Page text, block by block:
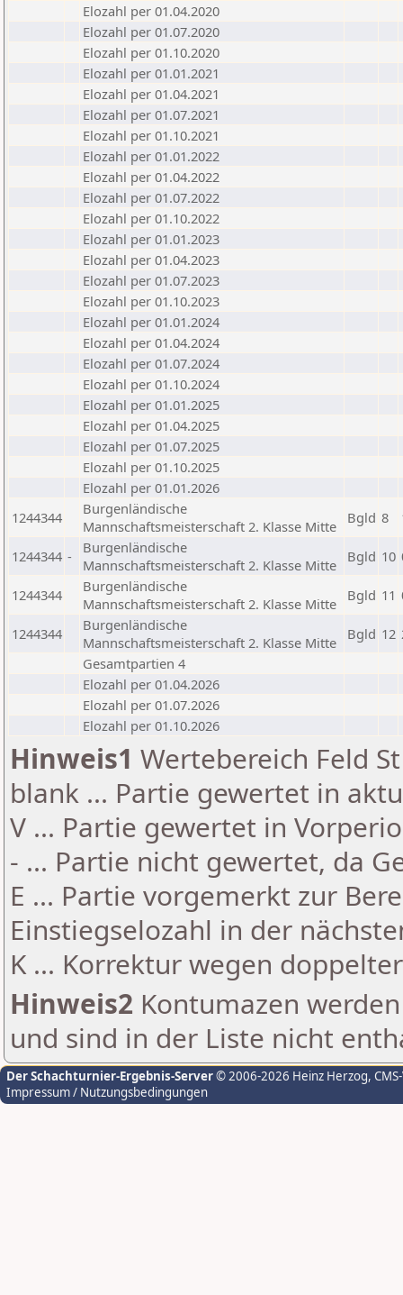
Elozahl per 01.04.2020
Elozahl per 01.07.2020
Elozahl per 01.10.2020
Elozahl per 01.01.2021
Elozahl per 01.04.2021
Elozahl per 01.07.2021
Elozahl per 01.10.2021
Elozahl per 01.01.2022
Elozahl per 01.04.2022
Elozahl per 01.07.2022
Elozahl per 01.10.2022
Elozahl per 01.01.2023
Elozahl per 01.04.2023
Elozahl per 01.07.2023
Elozahl per 01.10.2023
Elozahl per 01.01.2024
Elozahl per 01.04.2024
Elozahl per 01.07.2024
Elozahl per 01.10.2024
Elozahl per 01.01.2025
Elozahl per 01.04.2025
Elozahl per 01.07.2025
Elozahl per 01.10.2025
Elozahl per 01.01.2026
1244344
Burgenländische
Mannschaftsmeisterschaft 2. Klasse Mitte
Bgld 8
1244344 -
Burgenländische
Mannschaftsmeisterschaft 2. Klasse Mitte
Bgld 10
1244344
Burgenländische
Mannschaftsmeisterschaft 2. Klasse Mitte
Bgld 11
1244344
Burgenländische
Mannschaftsmeisterschaft 2. Klasse Mitte
Bgld 12
Gesamtpartien 4
Elozahl per 01.04.2026
Elozahl per 01.07.2026
Elozahl per 01.10.2026
Hinweis1 Wertebereich Feld
blank ... Partie gewertet in
V ... Partie gewertet in
- ... Partie nicht gewertet, da
E ... Partie vorgemerkt zur
Einstiegselozahl in der
K ... Korrektur wegen
Hinweis2 Kontumazen
und sind in der Liste nicht
Der Schachturnier-Ergebnis-Server© 2006-2026 Heinz Herzog,
Impressum / Nutzungsbedingungen